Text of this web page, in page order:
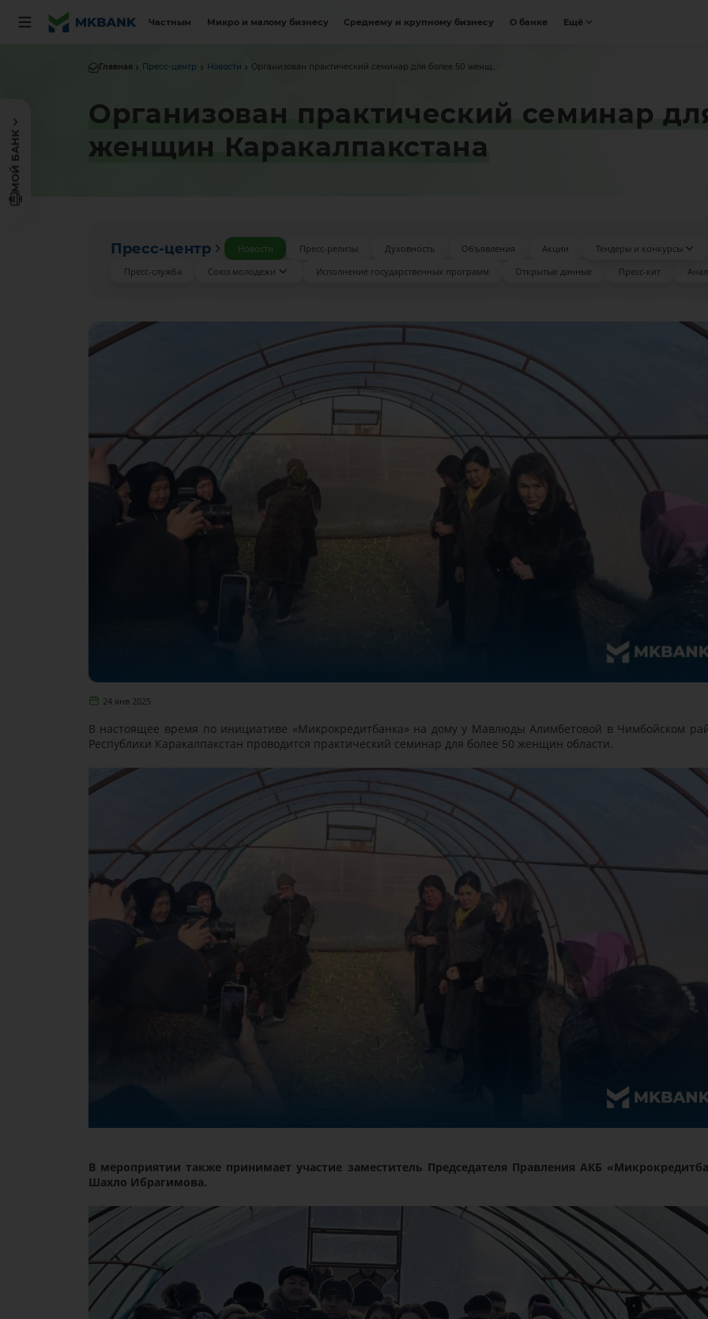
Частным Микро и малому бизнесу Среднему и крупному бизнесу О банке Ещё
МОЙ БАНК
Главная Пресс-центр Новости Организован практический семинар для более 50 женщ...
Организован практический семинар
женщин Каракалпакстана
Пресс-центр Новости Пресс-релизы Духовность Объявления Акции
Тендеры и конкурсы
Пресс-служба
Союз молодежи Исполнение государственных программ Открытые данные Пресс-кит
24 янв 2025
В настоящее время по инициативе «Микрокредитбанка» на дому у Мавлюды Алимбетовой в Чимбойском
Республики Каракалпакстан проводится практический семинар для более 50 женщин области.
В мероприятии также принимает участие заместитель Председателя Правления АКБ
Шахло Ибрагимова.